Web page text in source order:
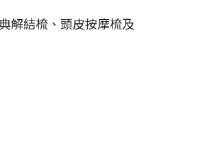
解結梳、頭皮按摩梳及